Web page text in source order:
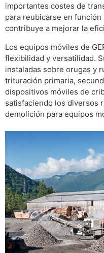
importantes costes de
para reubicarse en
contribuye a mejorar la
Los equipos móviles de
flexibilidad y versatilidad.
instaladas sobre orugas y
trituración primaria,
dispositivos móviles de
satisfaciendo los diversos
demolición para equipos